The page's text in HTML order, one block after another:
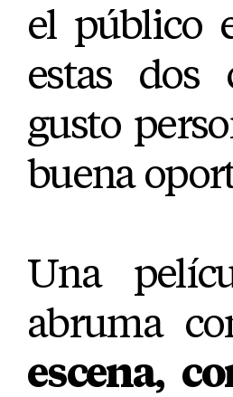
el público
estas dos
gusto
buena
Una
abruma
escena,